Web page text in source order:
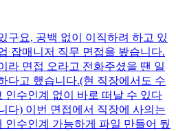
구요, 공백 없이 이직하려 하고 있
잡매니저 직무 면접을 봤습니다.
라 면접 오라고 전화주셨을 땐 일
다고 했습니다.(현 직장에서도 수
인수인계 없이 바로 떠날 수 있다
다) 이번 면접에서 직장에 사의는
인수인계 가능하게 파일 만들어 뒀